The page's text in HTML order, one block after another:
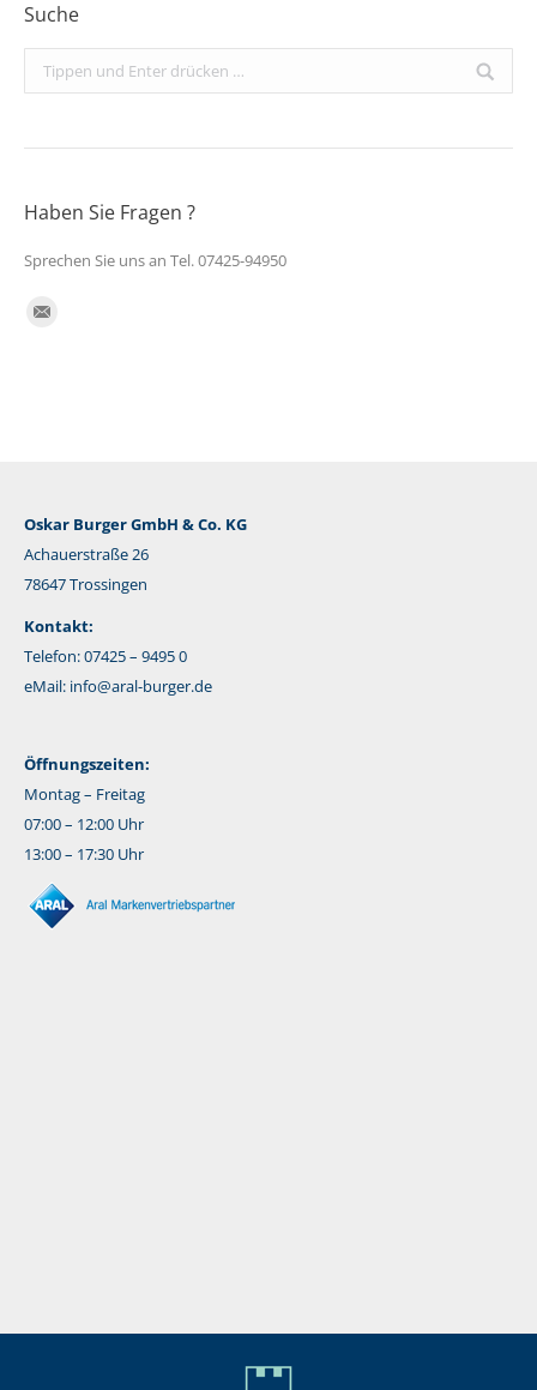
Suche
Search:
Haben Sie Fragen ?
Sprechen Sie uns an Tel. 07425-94950
Finden Sie uns auf:
Oskar Burger GmbH & Co. KG
Achauerstraße 26
78647 Trossingen
Kontakt:
Telefon: 07425 – 9495 0
eMail: info@aral-burger.de
Öffnungszeiten:
Montag – Freitag
07:00 – 12:00 Uhr
13:00 – 17:30 Uhr